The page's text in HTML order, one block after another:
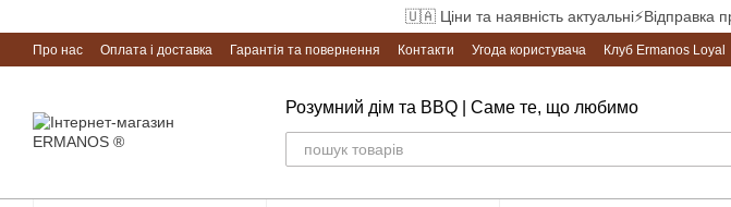
🇺🇦 Ціни та наявність актуальні⚡Відправка
Про нас Оплата і доставка Гарантія та повернення Контакти Угода користувача Клуб Ermanos Loyal
Розумний дім та BBQ | Саме те, що любимо